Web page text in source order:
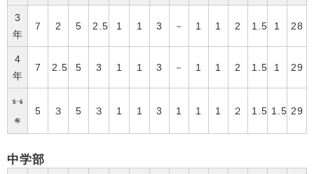
3
年
７ 2 5 2.5 1 1 3 － 1 1 2 1.5 1 28
4
年
7 2.5 5 3 1 1 3 － 1 1 2 1.5 1 29
5･6
年
5 ３ 5 ３ 1 1 3 1 1 1 ２ 1.5 1.5 29
中学部